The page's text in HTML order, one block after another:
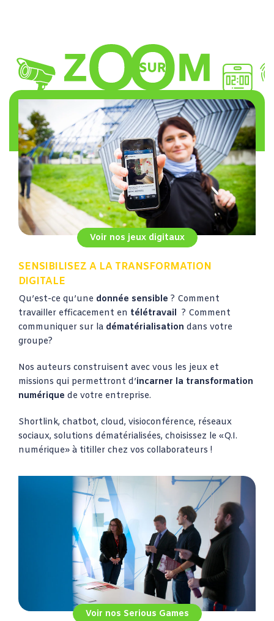
Voir nos jeux digitaux
SENSIBILISEZ A LA TRANSFORMATION
DIGITALE
Qu’est-ce qu’une donnée sensible ? Comment
travailler efficacement en télétravail ? Comment
communiquer sur la dématérialisation dans votre
groupe?
Nos auteurs construisent avec vous les jeux et
missions qui permettront d’incarner la transformation
numérique de votre entreprise.
Shortlink, chatbot, cloud, visioconférence, réseaux
sociaux, solutions dématérialisées, choisissez le «Q.I.
numérique» à titiller chez vos collaborateurs !
Voir nos Serious Games